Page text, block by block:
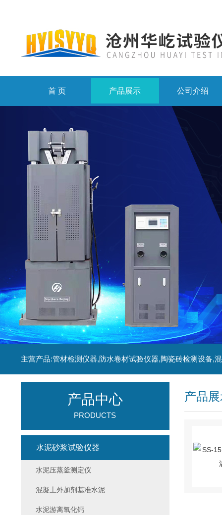
首 页 产品展示 公司介绍
产品
产品中心
PRODUCTS
水泥砂浆试验仪器
水泥压蒸釜测定仪
混凝土外加剂基准水泥
水泥游离氧化钙